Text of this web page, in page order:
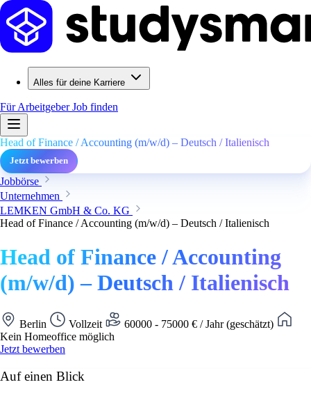
Alles für deine Karriere
Für ArbeitgeberJob finden
Head of Finance / Accounting (m/w/d) – Deutsch / Italienisch
Jetzt bewerben
Jobbörse
Unternehmen
LEMKEN GmbH & Co. KG
Head of Finance / Accounting (m/w/d) – Deutsch / Italienisch
Head of Finance / Accounting
(m/w/d) – Deutsch / Italienisch
Berlin Vollzeit
60000 - 75000 € / Jahr (geschätzt)
Kein Homeoffice möglich
Jetzt bewerben
Auf einen Blick